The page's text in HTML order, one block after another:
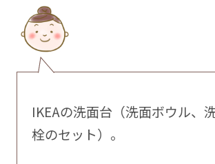
IKEAの洗面台（洗面ボウル、
栓のセット）。